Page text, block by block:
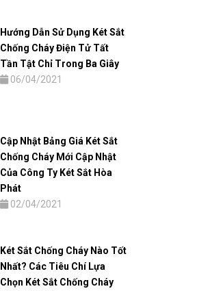
Hướng Dẫn Sử Dụng Két Sắt
Chống Cháy Điện Tử Tất
Tần Tật Chỉ Trong Ba Giây
06/04/2021
Cập Nhật Bảng Giá Két Sắt
Chống Cháy Mới Cập Nhật
Của Công Ty Két Sắt Hòa
Phát
02/04/2021
Két Sắt Chống Cháy Nào Tốt
Nhất? Các Tiêu Chí Lựa
Chọn Két Sắt Chống Cháy